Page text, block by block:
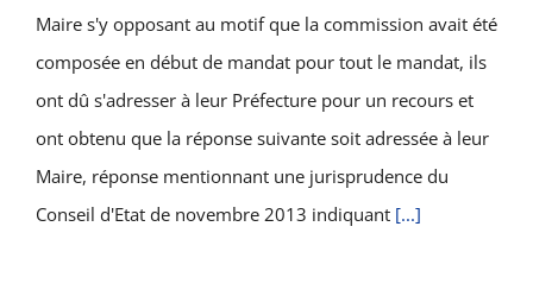
Maire s'y opposant au motif que la commission avait été
composée en début de mandat pour tout le mandat, ils
ont dû s'adresser à leur Préfecture pour un recours et
ont obtenu que la réponse suivante soit adressée à leur
Maire, réponse mentionnant une jurisprudence du
Conseil d'Etat de novembre 2013 indiquant [...]